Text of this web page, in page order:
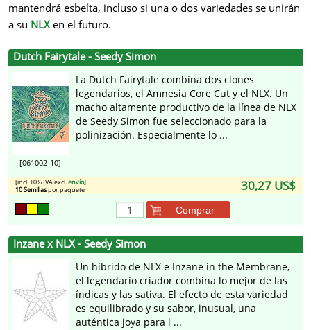
mantendrá esbelta, incluso si una o dos variedades se unirán
a su NLXen el futuro.
Dutch Fairytale - Seedy Simon
[061002-10]
La Dutch Fairytale combina dos clones
legendarios, el Amnesia Core Cut y el NLX. Un
macho altamente productivo de la línea de NLX
de Seedy Simon fue seleccionado para la
polinización. Especialmente lo ...
30,27 US$
[incl. 10% IVA excl.envío]
10 Semillaspor paquete
Comprar
Inzane x NLX - Seedy Simon
Un híbrido de NLX e Inzane in the Membrane,
el legendario criador combina lo mejor de las
índicas y las sativa. El efecto de esta variedad
es equilibrado y su sabor, inusual, una
auténtica joya para l ...